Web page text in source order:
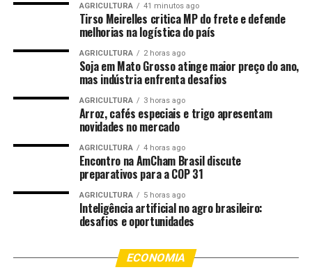
De acordo com dados do Consórcio Antiferrugem, a
safra 2025/2026 registrou47 ocorrências
estado. Todos os anos, as equipes da Associação de
Agricultores e Irrigantes da Bahia (Aiba) intensificam as
ações de orientação, monitoramento e
acompanhamento técnico diretamente com os
produtores rurais, reforçando a obrigatoriedade do
cumprimento das normas estabelecidas para a safra
2026/2027.
Mudanças no Calendário Técnico
Neste ano, o Ministério da Agricultura e Pecuária (Mapa)
– (Portaria SDA/MAPA nº 1.579/2026), reorganizou o
calendário da soja na Bahia, dividindo o estado em
quatro regiões agrícolas distintas.
AGRICULTURA 41 minutos ago
Tirso Meirelles critica MP do frete e defende
melhorias na logística do país
AGRICULTURA 2 horas ago
Soja em Mato Grosso atinge maior preço do ano,
mas indústria enfrenta desafios
AGRICULTURA 3 horas ago
Arroz, cafés especiais e trigo apresentam
novidades no mercado
AGRICULTURA 4 horas ago
Encontro na AmCham Brasil discute
preparativos para a COP 31
AGRICULTURA 5 horas ago
Inteligência artificial no agro brasileiro:
desafios e oportunidades
ECONOMIA